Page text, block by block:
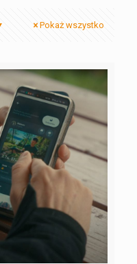
Pokaż wszystko